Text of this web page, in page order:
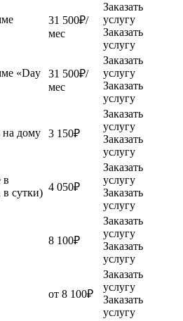
31 500₽/
мес
Заказать
услугу
Заказать
услугу
«Day
31 500₽/
мес
Заказать
услугу
Заказать
услугу
на дому 3 150₽
Заказать
услугу
Заказать
услугу
в
в сутки) 4 050₽
Заказать
услугу
Заказать
услугу
8 100₽
Заказать
услугу
Заказать
услугу
от 8 100₽
Заказать
услугу
Заказать
услугу